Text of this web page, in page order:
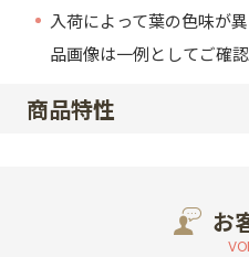
商品特性
入荷によって葉の色味が
品画像は一例としてご確認
お